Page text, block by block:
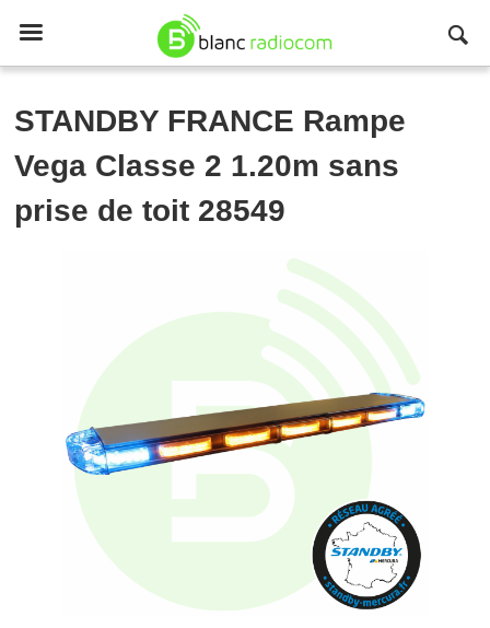

STANDBY FRANCE Rampe
Vega Classe 2 1.20m sans
prise de toit 28549